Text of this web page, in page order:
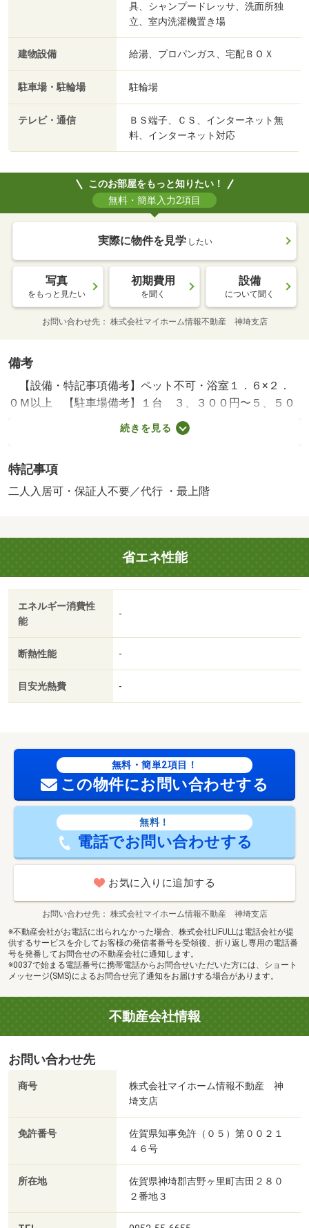
具、シャンプードレッサ、洗面所独
立、室内洗濯機置き場
建物設備 給湯、プロパンガス、宅配ＢＯＸ
駐車場・駐輪場 駐輪場
テレビ・通信
ＢＳ端子、ＣＳ、インターネット無
料、インターネット対応
このお部屋をもっと知りたい！
無料・簡単入力2項目
実際に物件を見学 したい
写真
をもっと見たい
初期費用
を聞く
設備
について聞く
お問い合わせ先 株式会社マイホーム情報不動産 神埼支店
備考
【設備・特記事項備考】ペット不可・浴室１．６×２．
０Ｍ以上 【駐車場備考】１台 ３、３００円〜５、５０
０円/町 費 700円/安心サポート 1980円/賃貸戸数:8戸/鍵
交換費用:3300円/室内清掃費用:70000円
続きを見る
特記事項
二人入居可・保証人不要／代行 ・最上階
省エネ性能
エネルギー消費性
能
-
断熱性能 -
目安光熱費 -
無料・簡単2項目！
この物件にお問い合わせする
無料！
電話でお問い合わせする
お気に入りに追加する
お問い合わせ先
株式会社マイホーム情報不動産 神埼支店
※不動産会社がお電話に出られなかった場合、株式会社LIFULLは電話会社が提
供するサービスを介してお客様の発信者番号を受領後、折り返し専用の電話番
号を発番してお問合せの不動産会社に通知します。
※0037で始まる電話番号に携帯電話からお問合せいただいた方には、ショート
メッセージ(SMS)によるお問合せ完了通知をお届けする場合があります。
不動産会社情報
お問い合わせ先
商号
株式会社マイホーム情報不動産 神
埼支店
免許番号
佐賀県知事免許（０５）第００２１
４６号
所在地
佐賀県神埼郡吉野ヶ里町吉田２８０
２番地３